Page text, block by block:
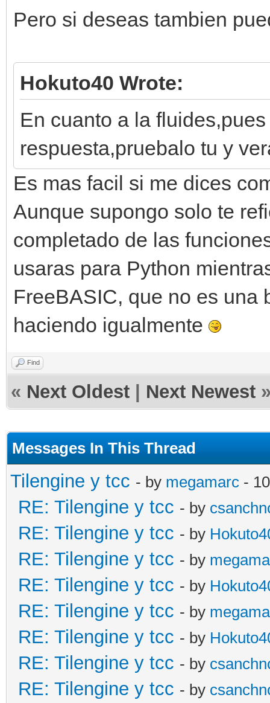
Pero si deseas tambien
Hokuto40 Wrote:
En cuanto a la
respuesta,pruebalo tu y
Es mas facil si me dices
Aunque supongo solo te
completado de las
usaras para Python
FreeBASIC, que no es una
haciendo igualmente
Find
« Next Oldest Next Newest
Messages In This Thread
Tilengine y tcc - by megamarc -
RE: Tilengine y tcc - by
RE: Tilengine y tcc - by
RE: Tilengine y tcc - by
RE: Tilengine y tcc - by
RE: Tilengine y tcc - by
RE: Tilengine y tcc - by
RE: Tilengine y tcc - by
RE: Tilengine y tcc - by